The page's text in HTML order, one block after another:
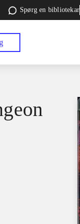
Spørg en bibliotekar